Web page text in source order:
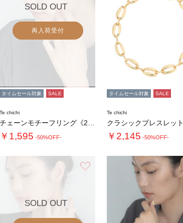
SOLD OUT
再入荷受付
タイムセール対象 SALE
Te chichi
￥1,595 -50%OFF-
タイムセール対象 SALE
Te chichi
クラシックブレスレット
￥2,145 -50%OFF-
り
SOLD OUT